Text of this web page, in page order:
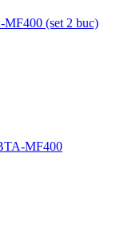
(set 2 buc)
MF400